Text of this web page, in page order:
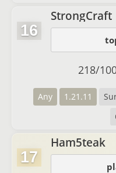
16
StrongCraft
Any 1.21.11
218/
17
Ham5teak